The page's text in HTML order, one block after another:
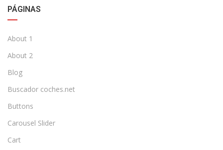
PÁGINAS
About 1
About 2
Blog
Buscador coches.net
Buttons
Carousel Slider
Cart